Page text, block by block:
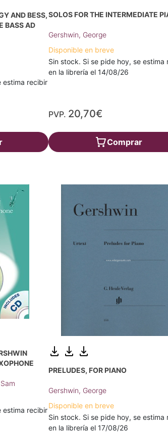
AND BESS,
BASS AD
estima recibir
SOLOS FOR THE INTERMEDIATE
Gershwin, George
Disponible en breve
Sin stock. Si se pide hoy, se estima
en la librería el 14/08/26
PVP. 20,70€
Comprar
estima recibir
PRELUDES, FOR PIANO
Gershwin, George
Disponible en breve
Sin stock. Si se pide hoy, se estima
en la librería el 17/08/26